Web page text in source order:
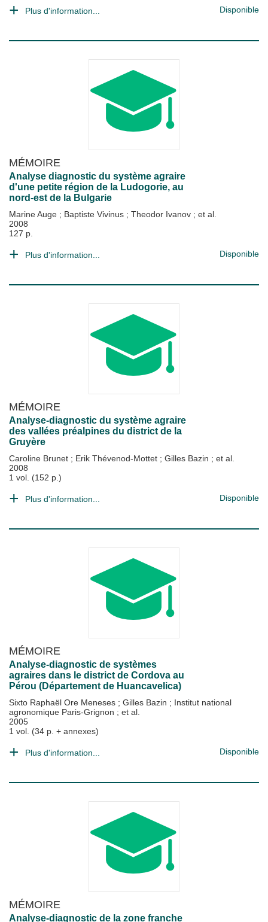
Plus d'information... Disponible
MÉMOIRE
Analyse diagnostic du système agraire
d'une petite région de la Ludogorie, au
nord-est de la Bulgarie
Marine Auge ; Baptiste Vivinus ; Theodor Ivanov ; et al.
2008
127 p.
Plus d'information... Disponible
MÉMOIRE
Analyse-diagnostic du système agraire
des vallées préalpines du district de la
Gruyère
Caroline Brunet ; Erik Thévenod-Mottet ; Gilles Bazin ; et al.
2008
1 vol. (152 p.)
Plus d'information... Disponible
MÉMOIRE
Analyse-diagnostic de systèmes
agraires dans le district de Cordova au
Pérou (Département de Huancavelica)
Sixto Raphaël Ore Meneses ; Gilles Bazin ; Institut national
agronomique Paris-Grignon ; et al.
2005
1 vol. (34 p. + annexes)
Plus d'information... Disponible
MÉMOIRE
Analyse-diagnostic de la zone franche